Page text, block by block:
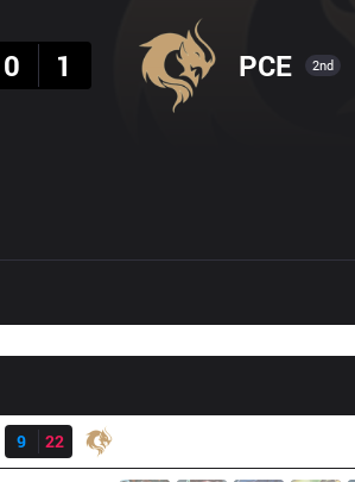
0
1 PCE 2nd
9
22